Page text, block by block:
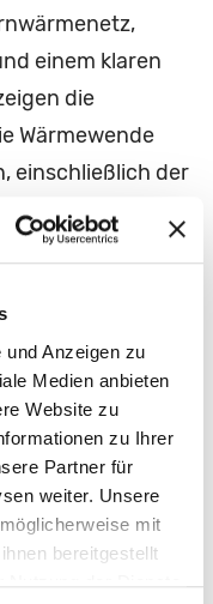
Anzeigen zu
Medien anbieten
Website zu
zu Ihrer
Partner für
weiter. Unsere
mit
bereitgestellt
einem klaren
die
Wärmewende
einschließlich der
sind auf der
sw.de/events
und Mitarbeiter
persönlich im
(Mo – Do 9:00 -
imKundencenter
1(Mo – Do 8:00 -
in der